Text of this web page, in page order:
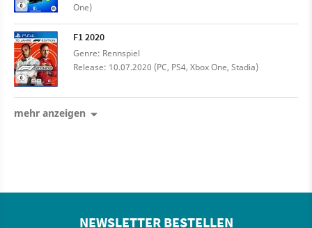
One)
F1 2020
Genre: Rennspiel
Release: 10.07.2020 (PC, PS4, Xbox One, Stadia)
mehr anzeigen
NEWSLETTER BESTELLEN